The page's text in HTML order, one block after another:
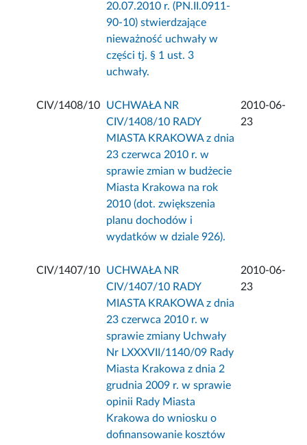
20.07.2010 r. (PN.II.0911-
90-10) stwierdzające
nieważność uchwały w
części tj. § 1 ust. 3
uchwały.
CIV/1408/10
UCHWAŁA NR
CIV/1408/10 RADY
MIASTA KRAKOWA z dnia
23 czerwca 2010 r. w
sprawie zmian w budżecie
Miasta Krakowa na rok
2010 (dot. zwiększenia
planu dochodów i
wydatków w dziale 926).
2010-06-
23
CIV/1407/10
UCHWAŁA NR
CIV/1407/10 RADY
MIASTA KRAKOWA z dnia
23 czerwca 2010 r. w
sprawie zmiany Uchwały
Nr LXXXVII/1140/09 Rady
Miasta Krakowa z dnia 2
grudnia 2009 r. w sprawie
opinii Rady Miasta
Krakowa do wniosku o
dofinansowanie kosztów
2010-06-
23